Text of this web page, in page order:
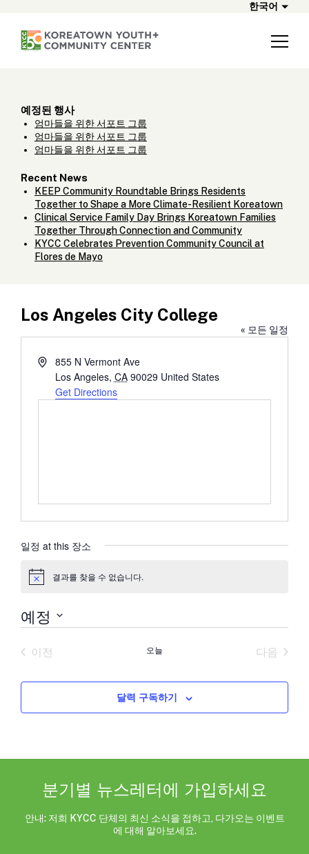
한국어
예정된 행사
엄마들을 위한 서포트 그룹
엄마들을 위한 서포트 그룹
엄마들을 위한 서포트 그룹
Recent News
KEEP Community Roundtable Brings Residents
Together to Shape a More Climate-Resilient Koreatown
Clinical Service Family Day Brings Koreatown Families
Together Through Connection and Community
KYCC Celebrates Prevention Community Council at
Flores de Mayo
Los Angeles City College
« 모든 일정
Address855 N Vermont Ave
Los Angeles, CA 90029 United States
Get Directions
일정 at this 장소
공
결과를 찾을 수 없습니다.
예정
를
택
이전
오늘
다음
달력 구독하기
분기별 뉴스레터에 가입하세요
안내: 저희 KYCC 단체의 최신 소식을 접하고, 다가오는 이벤트
에 대해 알아보세요.